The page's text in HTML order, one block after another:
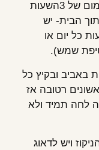
*שמש מלאה עדיף כמה שיותר מינימום של 3השעות
הבית- יש
כל יום או
שמש).
באביב ובקיץ כל
ב5 ס"מ הראשונים רטובה אז
לחה תמיד ולא
ויש לדאוג